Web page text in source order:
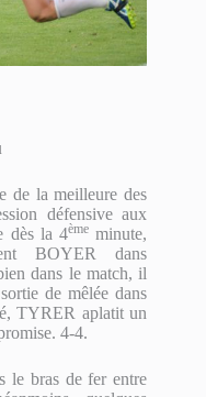
de la meilleure des
défensive aux
dès la 4ème minute,
BOYER dans
dans le match, il
de mêlée dans
TYRER aplatit un
4-4.
le bras de fer entre